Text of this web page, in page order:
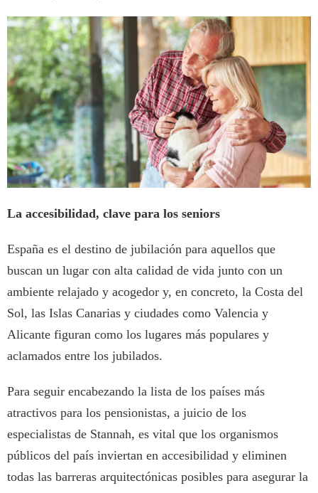
La accesibilidad, clave para los seniors
España es el destino de jubilación para aquellos que
buscan un lugar con alta calidad de vida junto con un
ambiente relajado y acogedor y, en concreto, la Costa del
Sol, las Islas Canarias y ciudades como Valencia y
Alicante figuran como los lugares más populares y
aclamados entre los jubilados.
Para seguir encabezando la lista de los países más
atractivos para los pensionistas, a juicio de los
especialistas de Stannah, es vital que los organismos
públicos del país inviertan en accesibilidad y eliminen
todas las barreras arquitectónicas posibles para asegurar la